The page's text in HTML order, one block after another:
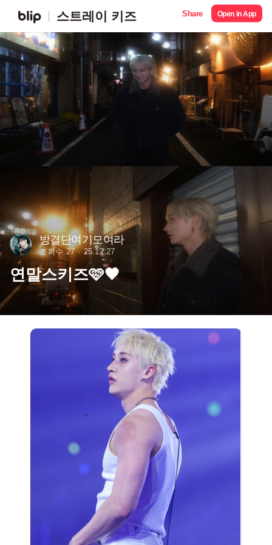
스트레이 키즈 Share Open in App
방결단여기모여라
조회수 27 25.12.27
연말스키즈🩷🖤